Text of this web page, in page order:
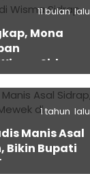
11 bulan lalu
Mona
Sidrap
1 tahun lalu
Manis Asal
Bikin Bupati